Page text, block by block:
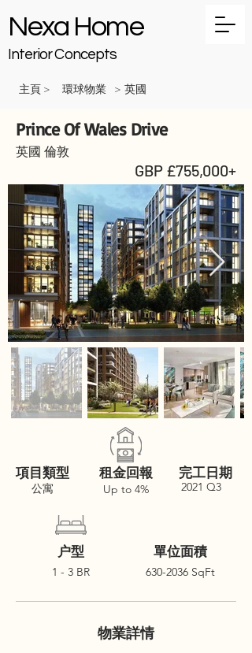
Nexa Home
Interior Concepts
主頁 > 環球物業 > 英國
Prince Of Wales Drive
英國 倫敦
GBP £755,000+
項目類型
公寓
租金回報
Up to 4%
完工日期
2021 Q3
户型
1 - 3 BR
單位面積
630-2036SqFt
物業詳情